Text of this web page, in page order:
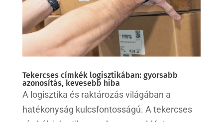
Tekercses címkék logisztikában: gyorsabb
azonosítás, kevesebb hiba
A logisztika és raktározás világában a
hatékonyság kulcsfontosságú. A tekercses